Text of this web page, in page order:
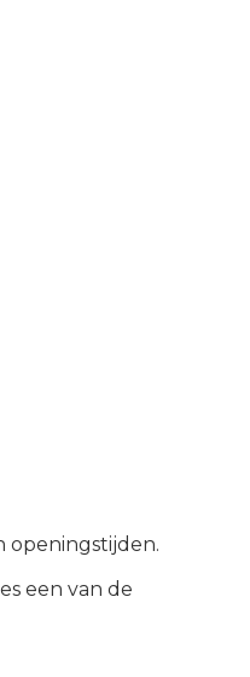
openingstijden.
een van de